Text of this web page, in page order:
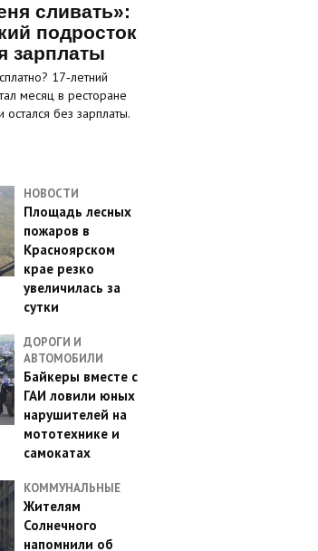
сливать»:
подросток
зарплаты
17‑летний
месяц в ресторане
остался без зарплаты.
НОВОСТИ
Площадь лесных
пожаров в
Красноярском
крае резко
увеличилась за
сутки
ДОРОГИ И
АВТОМОБИЛИ
Байкеры вместе с
ГАИ ловили юных
нарушителей на
мототехнике и
самокатах
КОММУНАЛЬНЫЕ
Жителям
Солнечного
напомнили об